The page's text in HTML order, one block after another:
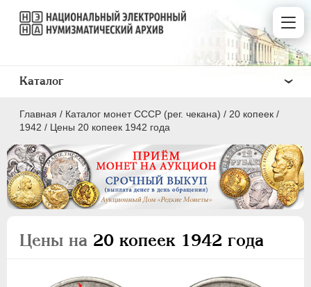
Главная / Каталог монет СССР (рег. чекана) / 20 копеек /
1942 / Цены 20 копеек 1942 года
Цены на 20 копеек 1942 года
Каталог
ПОЛКОПЕЙКИ
2 КОПЕЙКИ
5 КОПЕЕК